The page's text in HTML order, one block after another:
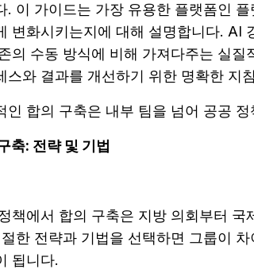
. 이 가이드는 가장 유용한 플랫폼인
변화시키는지에 대해 설명합니다. AI
의 수동 방식에 비해 가져다주는 실
스와 결과를 개선하기 위한 명확한 지
인 합의 구축은 내부 팀을 넘어 공공
축: 전략 및 기법
책에서 합의 구축은 지방 의회부터
한 전략과 기법을 선택하면 그룹이
됩니다.